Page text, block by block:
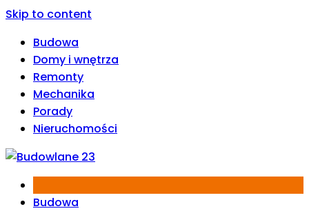
Skip to content
Budowa
Domy i wnętrza
Remonty
Mechanika
Porady
Nieruchomości
Budowa